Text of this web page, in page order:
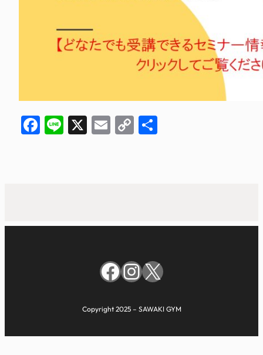
Facebook
Line
X EmailCopy
Facebook
Instagram
X
Copyright 2025 – SAWAKI GYM